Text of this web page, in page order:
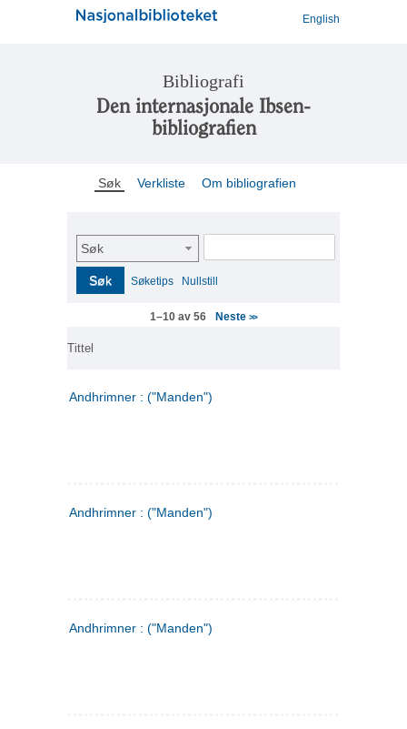
English
Bibliografi
Den internasjonale Ibsen-
bibliografien
Søk Verkliste Om bibliografien
Søk
Søk Søketips Nullstill
1–10 av 56 Neste>>
Tittel
Andhrimner : ("Manden")
Andhrimner : ("Manden")
Andhrimner : ("Manden")